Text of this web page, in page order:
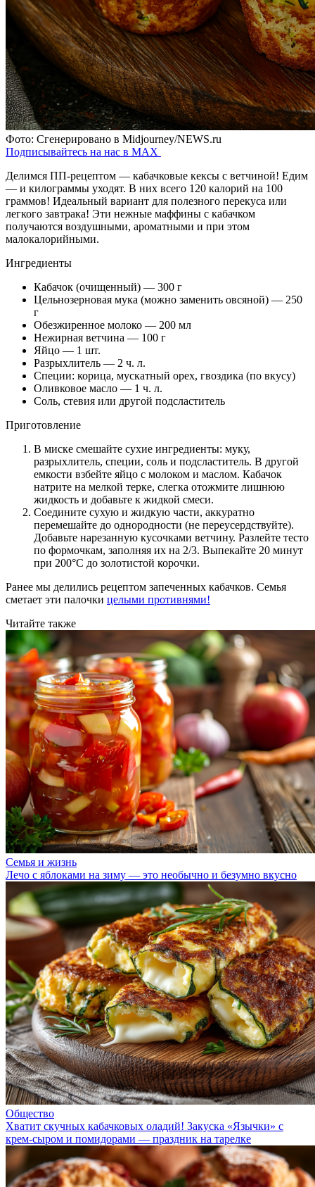
Фото: Сгенерировано в Midjourney/NEWS.ru
Подписывайтесь на нас в MAX
Делимся ПП-рецептом — кабачковые кексы с ветчиной! Едим
— и килограммы уходят. В них всего 120 калорий на 100
граммов! Идеальный вариант для полезного перекуса или
легкого завтрака! Эти нежные маффины с кабачком
получаются воздушными, ароматными и при этом
малокалорийными.
Ингредиенты
Кабачок (очищенный) — 300 г
Цельнозерновая мука (можно заменить овсяной) — 250
г
Обезжиренное молоко — 200 мл
Нежирная ветчина — 100 г
Яйцо — 1 шт.
Разрыхлитель — 2 ч. л.
Специи: корица, мускатный орех, гвоздика (по вкусу)
Оливковое масло — 1 ч. л.
Соль, стевия или другой подсластитель
Приготовление
В миске смешайте сухие ингредиенты: муку,
разрыхлитель, специи, соль и подсластитель. В другой
емкости взбейте яйцо с молоком и маслом. Кабачок
натрите на мелкой терке, слегка отожмите лишнюю
жидкость и добавьте к жидкой смеси.
Соедините сухую и жидкую части, аккуратно
перемешайте до однородности (не переусердствуйте).
Добавьте нарезанную кусочками ветчину. Разлейте тесто
по формочкам, заполняя их на 2/3. Выпекайте 20 минут
при 200°C до золотистой корочки.
Ранее мы делились рецептом запеченных кабачков. Семья
сметает эти палочки целыми противнями!
Читайте также
Семья и жизнь
Лечо с яблоками на зиму — это необычно и безумно вкусно
Общество
Хватит скучных кабачковых оладий! Закуска «Язычки» с
крем-сыром и помидорами — праздник на тарелке